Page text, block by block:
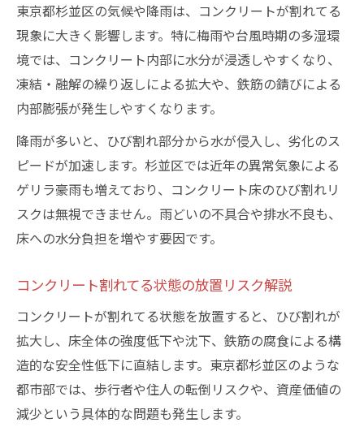
コンクリート割れてる部分の仕上がりを美
しく
プロ依頼とDIY補修の違いを徹底比較
コンクリート割れてる補修をプロに頼むメ
割れてる床DIY補修のコストと仕上がり比較
プロ施工とDIYの安心感や保証の違い
コンクリート割れてる補修で失敗しない選
択法
較
東京都杉並区の気候や降雨は、コンクリートが割れてる
現象に大きく影響します。特に梅雨や台風時期の多湿環
境では、コンクリート内部に水分が浸透しやすくなり、
凍結・融解の繰り返しによる拡大や、鉄筋の錆びによる
内部膨張が発生しやすくなります。
降雨が多いと、ひび割れ部分から水が侵入し、劣化のス
ピードが加速します。杉並区では近年の異常気象による
ゲリラ豪雨も増えており、コンクリート床のひび割れリ
スクは無視できません。雨どいの不具合や排水不良も、
床への水分負担を増やす要因です。
コンクリート割れてる状態の放置リスク解説
コンクリートが割れてる状態を放置すると、ひび割れが
拡大し、床全体の強度低下や沈下、鉄筋の腐食による構
造的な安全性低下に直結します。東京都杉並区のような
都市部では、歩行者や住人の転倒リスクや、資産価値の
減少という具体的な問題も発生します。